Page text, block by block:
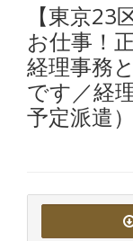
【東京23
お仕事！
経理事務
です／経
予定派遣）